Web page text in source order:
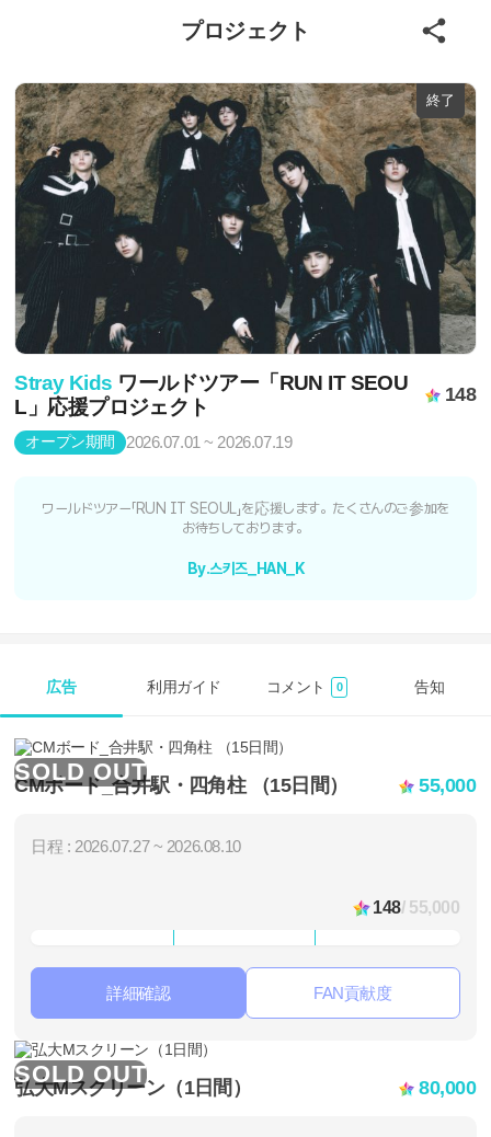
プロジェクト
終了
Stray Kids ワールドツアー「RUN IT SEOU
L」応援プロジェクト
148
オープン期間 2026.07.01 ~ 2026.07.19
ワールドツアー「RUN IT SEOUL」を応援します。たくさんのご参加を
お待ちしております。
By.스키즈_HAN_K
広告 利用ガイド コメント 0 告知
SOLD OUT
CMボード_合井駅・四角柱 （15日間） 55,000
日程 : 2026.07.27 ~ 2026.08.10
148/ 55,000
詳細確認 FAN貢献度
SOLD OUT
弘大Mスクリーン（1日間） 80,000